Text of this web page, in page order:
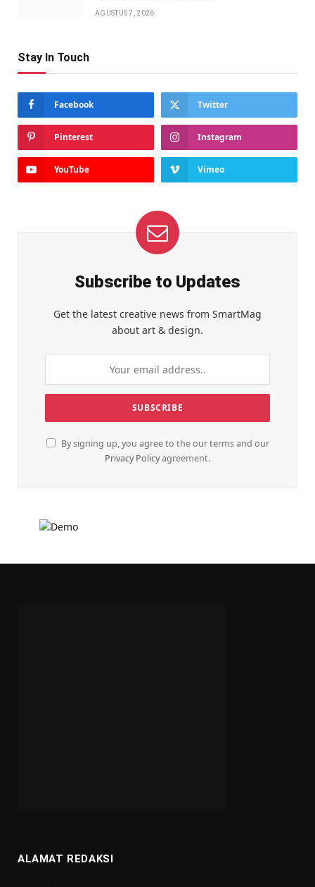
AGUSTUS 7, 2026
Stay In Touch
Facebook Twitter
Pinterest Instagram
YouTube Vimeo
Subscribe to Updates
Get the latest creative news from SmartMag
about art & design.
By signing up, you agree to the our terms and our
Privacy Policyagreement.
ALAMAT REDAKSI